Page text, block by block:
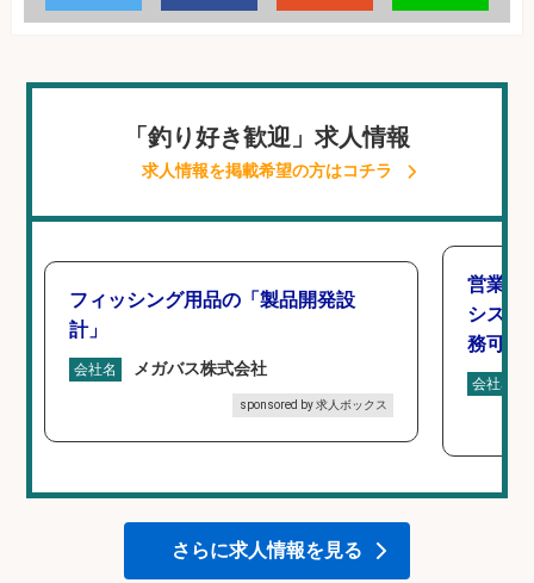
「釣り好き歓迎」求人情報
求人情報を掲載希望の方はコチラ
フィッシング用品の「製品開発設
計」
会社名 メガバス株式会社
sponsored by 求人ボックス
営業事
シスタ
務可/
会社名
さらに求人情報を見る